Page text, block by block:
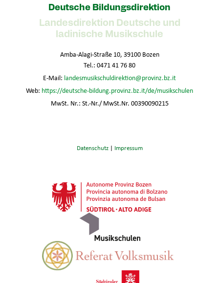
Deutsche Bildungsdirektion
Landesdirektion Deutsche und
ladinische Musikschule
Amba-Alagi-Straße 10, 39100 Bozen
Tel.: 0471 41 76 80
E-Mail: landesmusikschuldirektion@provinz.bz.it
Web: https://deutsche-bildung.provinz.bz.it/de/musikschulen
MwSt. Nr.: St.-Nr./ MwSt.Nr. 00390090215
Datenschutz| Impressum